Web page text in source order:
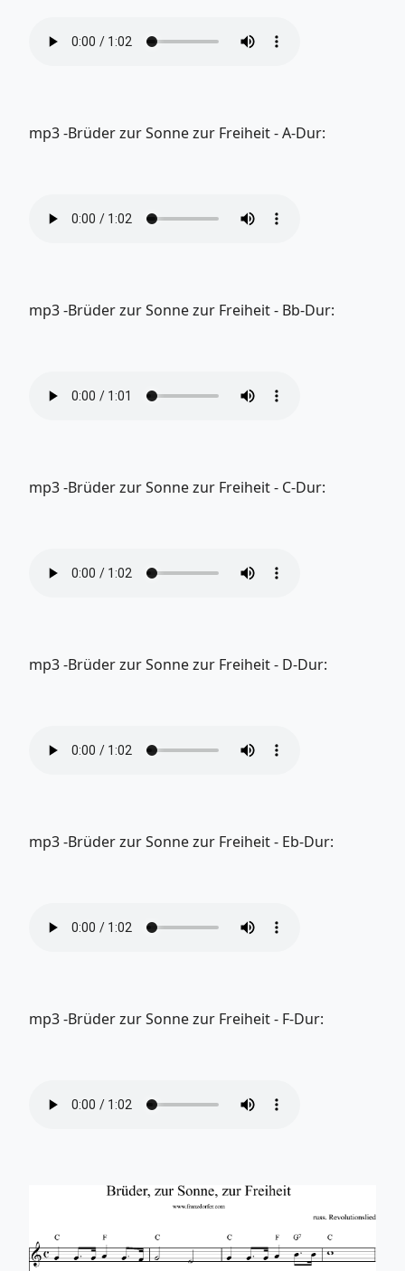
mp3 -Brüder zur Sonne zur Freiheit - A-Dur:
mp3 -Brüder zur Sonne zur Freiheit - Bb-Dur:
mp3 -Brüder zur Sonne zur Freiheit - C-Dur:
mp3 -Brüder zur Sonne zur Freiheit - D-Dur:
mp3 -Brüder zur Sonne zur Freiheit - Eb-Dur:
mp3 -Brüder zur Sonne zur Freiheit - F-Dur: